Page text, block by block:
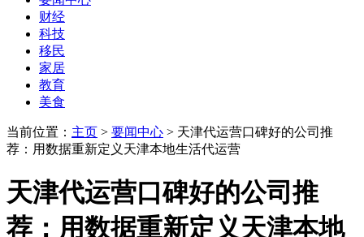
财经
科技
移民
家居
教育
美食
当前位置： 主页 > 要闻中心 > 天津代运营口碑好的公司推
荐：用数据重新定义天津本地生活代运营
天津代运营口碑好的公司推
荐：用数据重新定义天津本地